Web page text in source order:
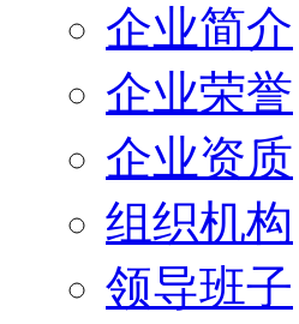
企业简介
企业荣誉
企业资质
组织机构
领导班子